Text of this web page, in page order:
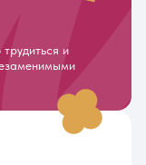
и